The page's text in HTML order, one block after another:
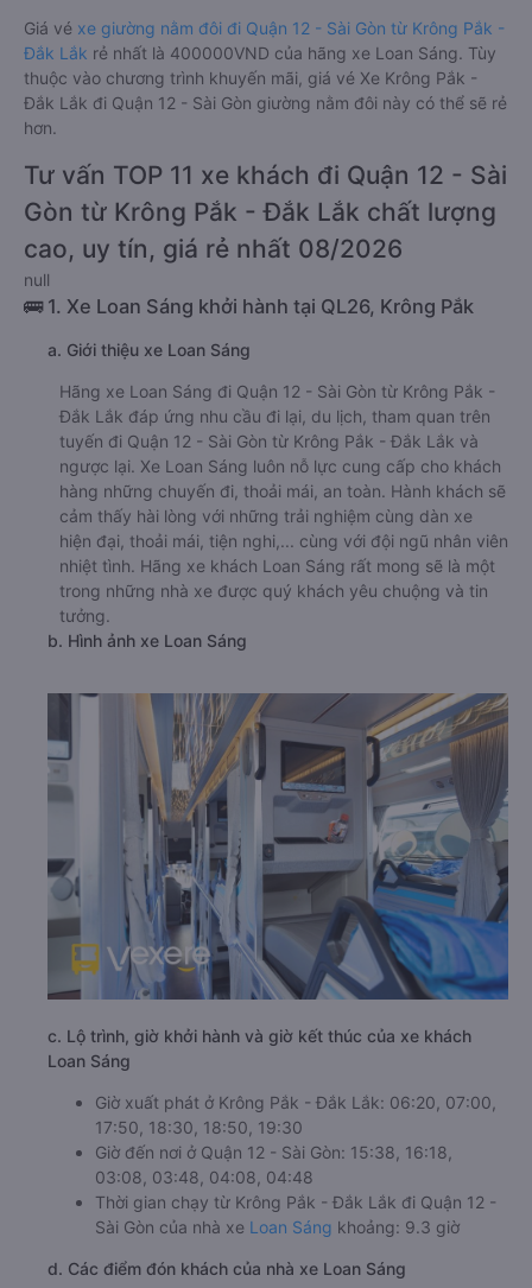
Giá vé xe giường nằm đôi đi Quận 12 - Sài Gòn từ Krông Pắk -
Đắk Lắk rẻ nhất là 400000VND của hãng xe Loan Sáng. Tùy
thuộc vào chương trình khuyến mãi, giá vé Xe Krông Pắk -
Đắk Lắk đi Quận 12 - Sài Gòn giường nằm đôi này có thể sẽ rẻ
hơn.
Tư vấn TOP 11 xe khách đi Quận 12 - Sài
Gòn từ Krông Pắk - Đắk Lắk chất lượng
cao, uy tín, giá rẻ nhất 08/2026
null
🚌 1. Xe Loan Sáng khởi hành tại QL26, Krông Pắk
a. Giới thiệu xe Loan Sáng
Hãng xe Loan Sáng đi Quận 12 - Sài Gòn từ Krông Pắk -
Đắk Lắk đáp ứng nhu cầu đi lại, du lịch, tham quan trên
tuyến đi Quận 12 - Sài Gòn từ Krông Pắk - Đắk Lắk và
ngược lại. Xe Loan Sáng luôn nỗ lực cung cấp cho khách
hàng những chuyến đi, thoải mái, an toàn. Hành khách sẽ
cảm thấy hài lòng với những trải nghiệm cùng dàn xe
hiện đại, thoải mái, tiện nghi,... cùng với đội ngũ nhân viên
nhiệt tình. Hãng xe khách Loan Sáng rất mong sẽ là một
trong những nhà xe được quý khách yêu chuộng và tin
tưởng.
b. Hình ảnh xe Loan Sáng
c. Lộ trình, giờ khởi hành và giờ kết thúc của xe khách
Loan Sáng
Giờ xuất phát ở Krông Pắk - Đắk Lắk: 06:20, 07:00,
17:50, 18:30, 18:50, 19:30
Giờ đến nơi ở Quận 12 - Sài Gòn: 15:38, 16:18,
03:08, 03:48, 04:08, 04:48
Thời gian chạy từ Krông Pắk - Đắk Lắk đi Quận 12 -
Sài Gòn của nhà xe Loan Sáng khoảng: 9.3 giờ
d. Các điểm đón khách của nhà xe Loan Sáng